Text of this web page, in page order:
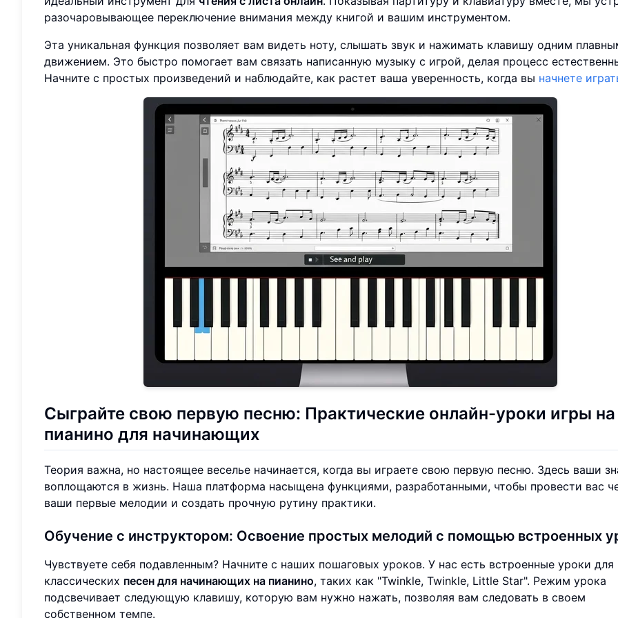
разочаровывающее переключение внимания между книгой и вашим инструментом.
Эта уникальная функция позволяет вам видеть ноту, слышать звук и нажимать клавишу одним
движением. Это быстро помогает вам связать написанную музыку с игрой, делая процесс
Начните с простых произведений и наблюдайте, как растет ваша уверенность, когда вы начнете
Сыграйте свою первую песню: Практические онлайн-уроки игры на
пианино для начинающих
Теория важна, но настоящее веселье начинается, когда вы играете свою первую песню. Здесь ваши
воплощаются в жизнь. Наша платформа насыщена функциями, разработанными, чтобы провести вас
ваши первые мелодии и создать прочную рутину практики.
Обучение с инструктором: Освоение простых мелодий с помощью встроенных
Чувствуете себя подавленным? Начните с наших пошаговых уроков. У нас есть встроенные уроки для
классических песен для начинающих на пианино, таких как "Twinkle, Twinkle, Little Star". Режим урока
подсвечивает следующую клавишу, которую вам нужно нажать, позволяя вам следовать в своем
собственном темпе.